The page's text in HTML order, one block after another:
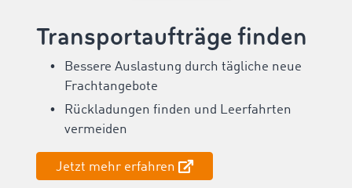
Transportaufträge finden
Bessere Auslastung durch tägliche neue
Frachtangebote
Rückladungen finden und Leerfahrten
vermeiden
Jetzt mehr erfahren